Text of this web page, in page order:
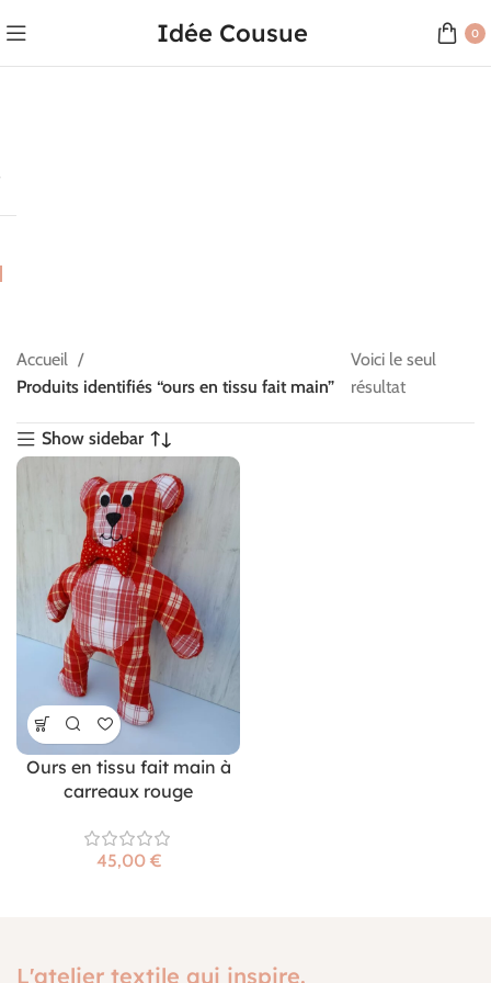
Idée Cousue 0
Accueil
Produits identifiés “ours en tissu fait main”
Voici le seul
résultat
Show sidebar
Ours en tissu fait main à
carreaux rouge
€
L'atelier textile qui inspire.